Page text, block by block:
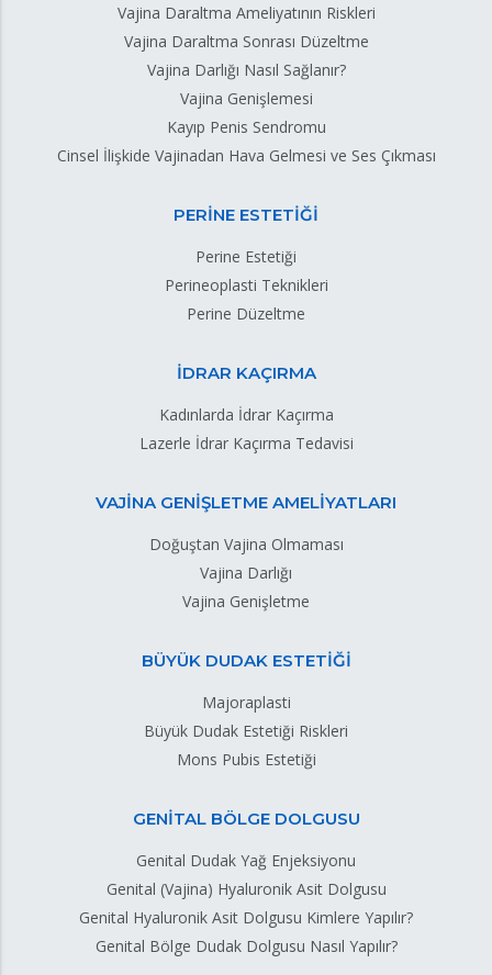
Vajina Daraltma Ameliyatının Riskleri
Vajina Daraltma Sonrası Düzeltme
Vajina Darlığı Nasıl Sağlanır?
Vajina Genişlemesi
Kayıp Penis Sendromu
Cinsel İlişkide Vajinadan Hava Gelmesi ve Ses Çıkması
PERİNE ESTETİĞİ
Perine Estetiği
Perineoplasti Teknikleri
Perine Düzeltme
İDRAR KAÇIRMA
Kadınlarda İdrar Kaçırma
Lazerle İdrar Kaçırma Tedavisi
VAJİNA GENİŞLETME AMELİYATLARI
Doğuştan Vajina Olmaması
Vajina Darlığı
Vajina Genişletme
BÜYÜK DUDAK ESTETİĞİ
Majoraplasti
Büyük Dudak Estetiği Riskleri
Mons Pubis Estetiği
GENİTAL BÖLGE DOLGUSU
Genital Dudak Yağ Enjeksiyonu
Genital (Vajina) Hyaluronik Asit Dolgusu
Genital Hyaluronik Asit Dolgusu Kimlere Yapılır?
Genital Bölge Dudak Dolgusu Nasıl Yapılır?